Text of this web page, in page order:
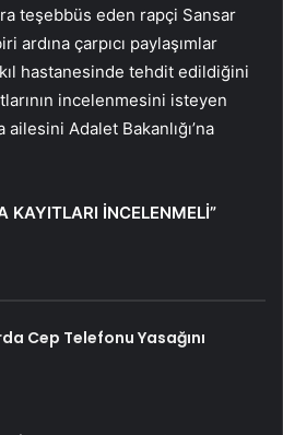
teşebbüs eden rapçi Sansar
ardına çarpıcı paylaşımlar
hastanesinde tehdit edildiğini
incelenmesini isteyen
Adalet Bakanlığı’na
KAYITLARI İNCELENMELİ”
Cep Telefonu Yasağını